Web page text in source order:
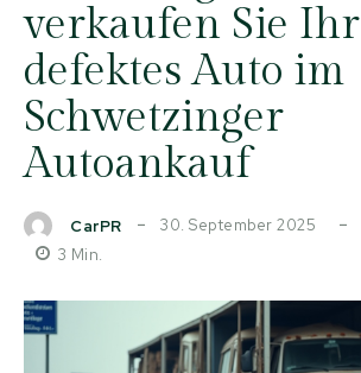
verkaufen Sie Ihr
defektes Auto im
Schwetzinger
Autoankauf
CarPR 30. September 2025
3 Min.